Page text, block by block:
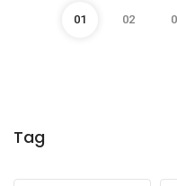
01 02
Tag